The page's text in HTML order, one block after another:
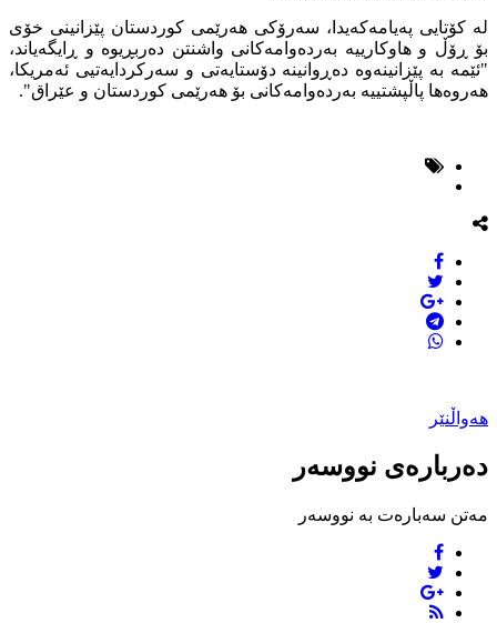
لە کۆتایی پەیامەکەیدا، سەرۆکی هەرێمی کوردستان پێزانینی خۆی
بۆ ڕۆڵ و هاوکارییە بەردەوامەکانی واشنتن دەربڕیوە و ڕایگەیاند،
"ئێمە بە پێزانینەوە دەڕوانینە دۆستایەتی و سەرکردایەتیی ئەمریکا،
هەروەها پاڵپشتییە بەردەوامەکانی بۆ هەرێمی کوردستان و عێراق".
هەواڵنێر
دەربارەی نووسەر
مەتن سەبارەت بە نووسەر